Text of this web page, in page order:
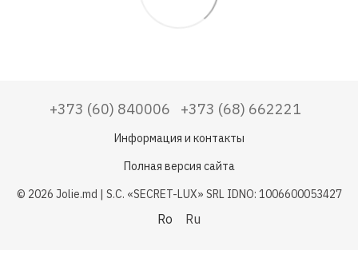
+373 (60) 840006 +373 (68) 662221
Информация и контакты
Полная версия сайта
© 2026 Jolie.md | S.C. «SECRET-LUX» SRL IDNO: 1006600053427
Ro Ru